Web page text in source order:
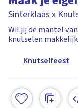
Sinterklaas x
Wil jij de mantel
knutselen
Knutselfeest